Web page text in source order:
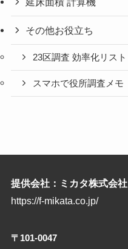
その他お役立ち
23区調査 効率化リスト
スマホで役所調査メモ
提供会社：ミカタ株式会社
https://f-mikata.co.jp/
〒101-0047